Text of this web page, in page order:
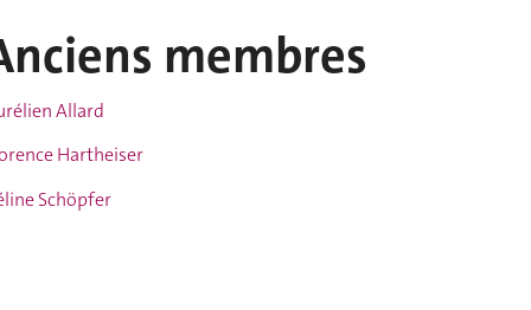
membres
Allard
Hartheiser
Schöpfer